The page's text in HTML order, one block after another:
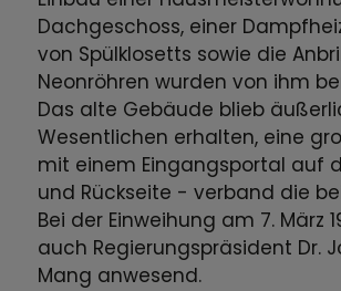
Dachgeschoss, einer
von Spülklosetts sowie die
Neonröhren wurden von ihm
Das alte Gebäude blieb
Wesentlichen erhalten, eine
mit einem Eingangsportal auf
und Rückseite - verband die
Bei der Einweihung am 7. März
auch Regierungspräsident Dr.
Mang anwesend.